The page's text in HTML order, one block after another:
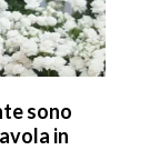
sono
in